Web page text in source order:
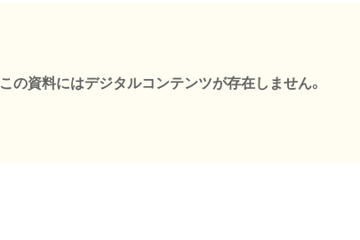
この資料にはデジタルコンテンツが存在しません。